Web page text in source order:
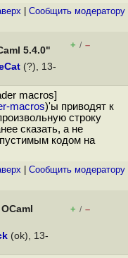
Cообщить модератору
5.4.0"
+ / –
(?), 13-
macros]
macros)'ы приводят к
строку
сказать, а не
кодом на
Cообщить модератору
+ / –
(ok), 13-